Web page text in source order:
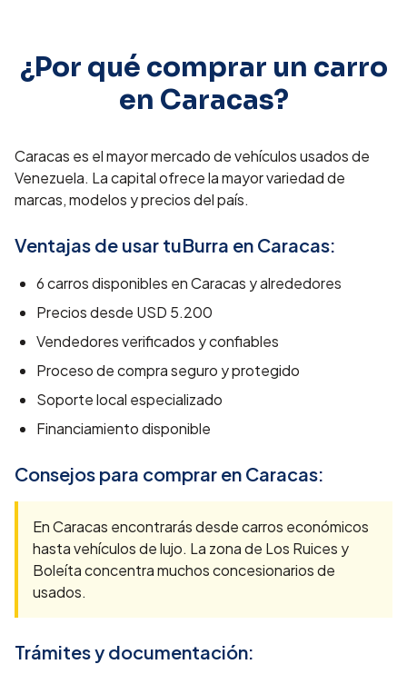
¿Por qué comprar un carro
en Caracas?
Caracas es el mayor mercado de vehículos usados de
Venezuela. La capital ofrece la mayor variedad de
marcas, modelos y precios del país.
Ventajas de usar tuBurra en Caracas:
6carros disponibles enCaracas y alrededores
Precios desde USD 5.200
Vendedores verificados y confiables
Proceso de compra seguro y protegido
Soporte local especializado
Financiamiento disponible
Consejos para comprar en Caracas:
En Caracas encontrarás desde carros económicos
hasta vehículos de lujo. La zona de Los Ruices y
Boleíta concentra muchos concesionarios de
usados.
Trámites y documentación: